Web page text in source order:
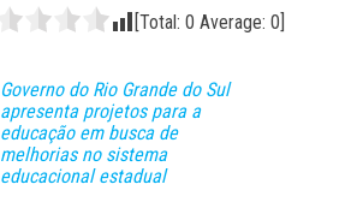
[Total: 0 Average: 0]
Governo do Rio Grande do Sul
apresenta projetos para a
educação em busca de
melhorias no sistema
educacional estadual